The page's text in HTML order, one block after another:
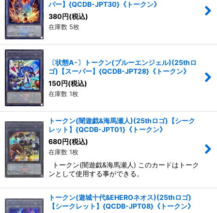
パー】{QCDB-JPT30}《トークン》
380円(税込)
在庫数 5枚
〔状態A-〕トークン(ブルーエンジェル)(25thロ
ゴ)【スーパー】{QCDB-JPT28}《トークン》
150円(税込)
在庫数 1枚
トークン(闇遊戯&海馬瀬人)(25thロゴ)【シーク
レット】{QCDB-JPT01}《トークン》
680円(税込)
在庫数 1枚
トークン(闇遊戯&海馬瀬人) このカードはトーク
ンとして使用する事ができる。
トークン(遊城十代&EHEROネオス)(25thロゴ)
【シークレット】{QCDB-JPT08}《トークン》